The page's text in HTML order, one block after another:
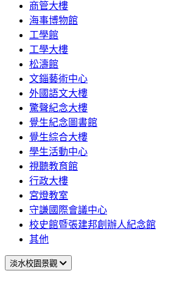
商管大樓
海事博物館
工學館
工學大樓
松濤館
文錙藝術中心
外國語文大樓
驚聲紀念大樓
覺生紀念圖書館
覺生綜合大樓
學生活動中心
視聽教育館
行政大樓
宮燈教室
守謙國際會議中心
校史館暨張建邦創辦人紀念館
其他
淡水校園景觀